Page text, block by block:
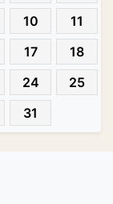
10
11
17
18
24
25
31